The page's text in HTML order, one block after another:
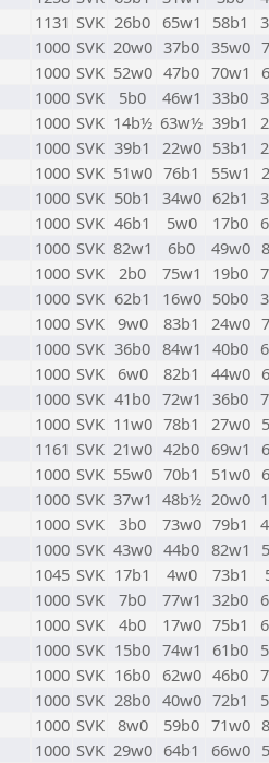
1131 SVK 26b0 65w1 58b1
1000 SVK 20w0 37b0 35w0
1000 SVK 52w0 47b0 70w1
1000 SVK 5b0 46w1 33b0
1000 SVK 14b½ 63w½ 39b1
1000 SVK 39b1 22w0 53b1
1000 SVK 51w0 76b1 55w1
1000 SVK 50b1 34w0 62b1
1000 SVK 46b1 5w0 17b0
1000 SVK 82w1 6b0 49w0
1000 SVK 2b0 75w1 19b0
1000 SVK 62b1 16w0 50b0
1000 SVK 9w0 83b1 24w0
1000 SVK 36b0 84w1 40b0
1000 SVK 6w0 82b1 44w0
1000 SVK 41b0 72w1 36b0
1000 SVK 11w0 78b1 27w0
1161 SVK 21w0 42b0 69w1
1000 SVK 55w0 70b1 51w0
1000 SVK 37w1 48b½ 20w0
1000 SVK 3b0 73w0 79b1
1000 SVK 43w0 44b0 82w1
1045 SVK 17b1 4w0 73b1
1000 SVK 7b0 77w1 32b0
1000 SVK 4b0 17w0 75b1
1000 SVK 15b0 74w1 61b0
1000 SVK 16b0 62w0 46b0
1000 SVK 28b0 40w0 72b1
1000 SVK 8w0 59b0 71w0
1000 SVK 29w0 64b1 66w0